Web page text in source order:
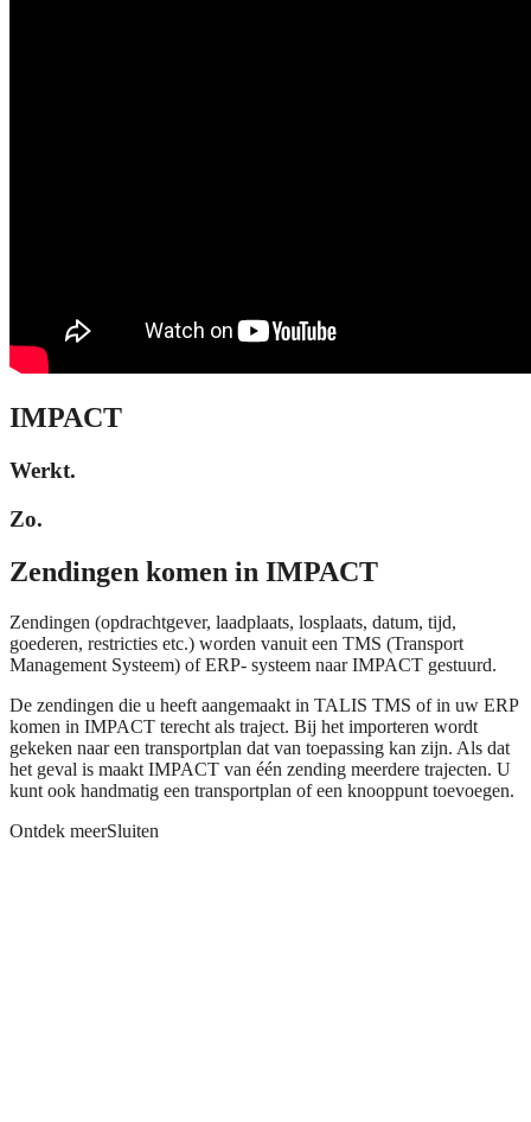
IMPACT
Werkt.
Zo.
Zendingen komen in IMPACT
Zendingen (opdrachtgever, laadplaats, losplaats, datum, tijd,
goederen, restricties etc.) worden vanuit een TMS (Transport
Management Systeem) of ERP- systeem naar IMPACT gestuurd.
De zendingen die u heeft aangemaakt in TALIS TMS of in uw ERP
komen in IMPACT terecht als traject. Bij het importeren wordt
gekeken naar een transportplan dat van toepassing kan zijn. Als dat
het geval is maakt IMPACT van één zending meerdere trajecten. U
kunt ook handmatig een transportplan of een knooppunt toevoegen.
Ontdek meerSluiten